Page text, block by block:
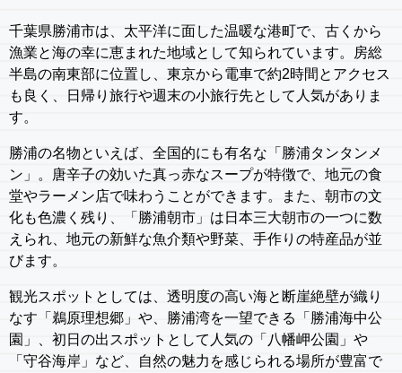
千葉県勝浦市は、太平洋に面した温暖な港町で、古くから
漁業と海の幸に恵まれた地域として知られています。房総
半島の南東部に位置し、東京から電車で約2時間とアクセス
も良く、日帰り旅行や週末の小旅行先として人気がありま
す。
勝浦の名物といえば、全国的にも有名な「勝浦タンタンメ
ン」。唐辛子の効いた真っ赤なスープが特徴で、地元の食
堂やラーメン店で味わうことができます。また、朝市の文
化も色濃く残り、「勝浦朝市」は日本三大朝市の一つに数
えられ、地元の新鮮な魚介類や野菜、手作りの特産品が並
びます。
観光スポットとしては、透明度の高い海と断崖絶壁が織り
なす「鵜原理想郷」や、勝浦湾を一望できる「勝浦海中公
園」、初日の出スポットとして人気の「八幡岬公園」や
「守谷海岸」など、自然の魅力を感じられる場所が豊富で